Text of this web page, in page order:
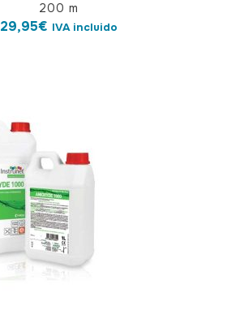
200 m
29,95€ IVA incluido